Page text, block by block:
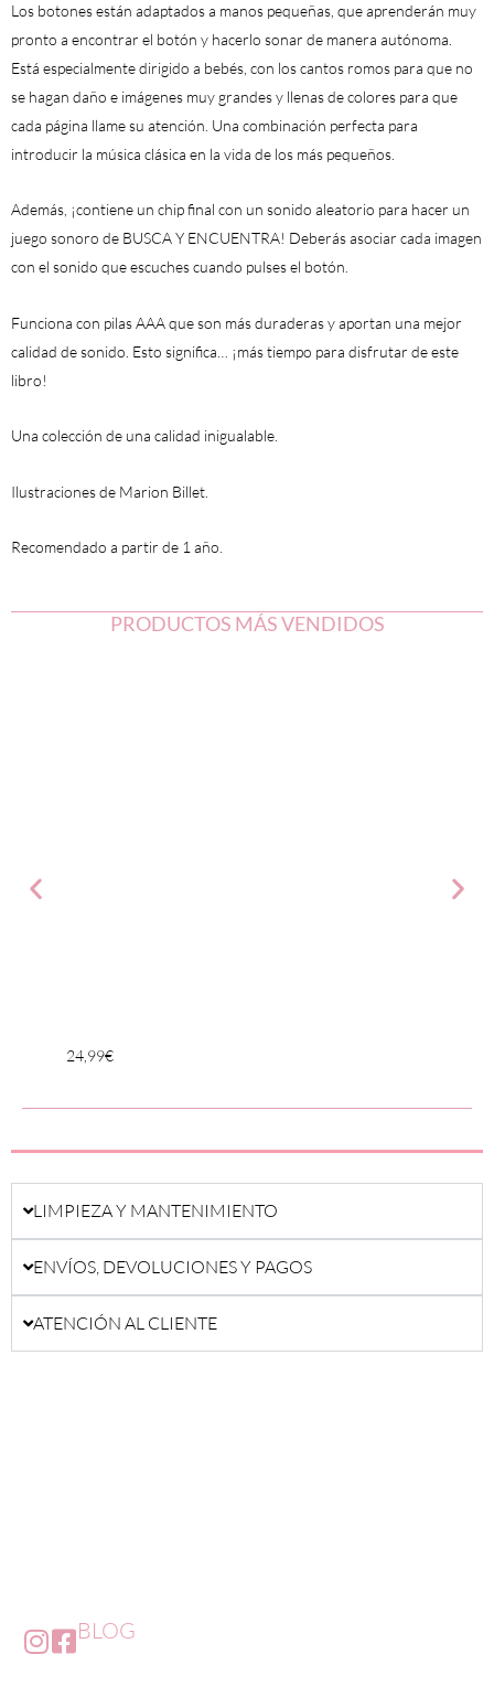
Los botones están adaptados a manos pequeñas , que aprenderán muy
pronto a encontrar el botón y hacerlo sonar de manera autónoma.
Está especialmente dirigido a bebés, con loscantos romos para que no
se hagan daño e imágenes muy grandes y llenas de colores para que
cada página llame su atención. Una combinación perfecta para
introducir la música clásica en la vida de los más pequeños.
Además, ¡contiene un chip final con un sonido aleatorio para hacer un
juego sonoro de BUSCA Y ENCUENTRA! Deberás asociar cada imagen
con el sonido que escuches cuando pulses el botón.
Funciona con pilas AAAque son más duraderas y aportan una mejor
calidad de sonido. Esto significa … ¡más tiempo para disfrutar de este
libro!
Una colección de una calidad inigualable
Ilustraciones de Marion Billet
Recomendado a partir de 1 año
PRODUCTOS MÁS VENDIDOS
24,99€
LIMPIEZA Y MANTENIMIENTO
ENVÍOS, DEVOLUCIONES Y PAGOS
ATENCIÓN AL CLIENTE
BLOG